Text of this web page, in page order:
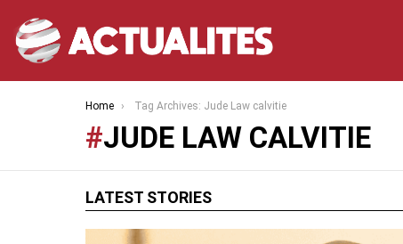
You are here:
Home Tag Archives: Jude Law calvitie
JUDE LAW CALVITIE
LATEST STORIES